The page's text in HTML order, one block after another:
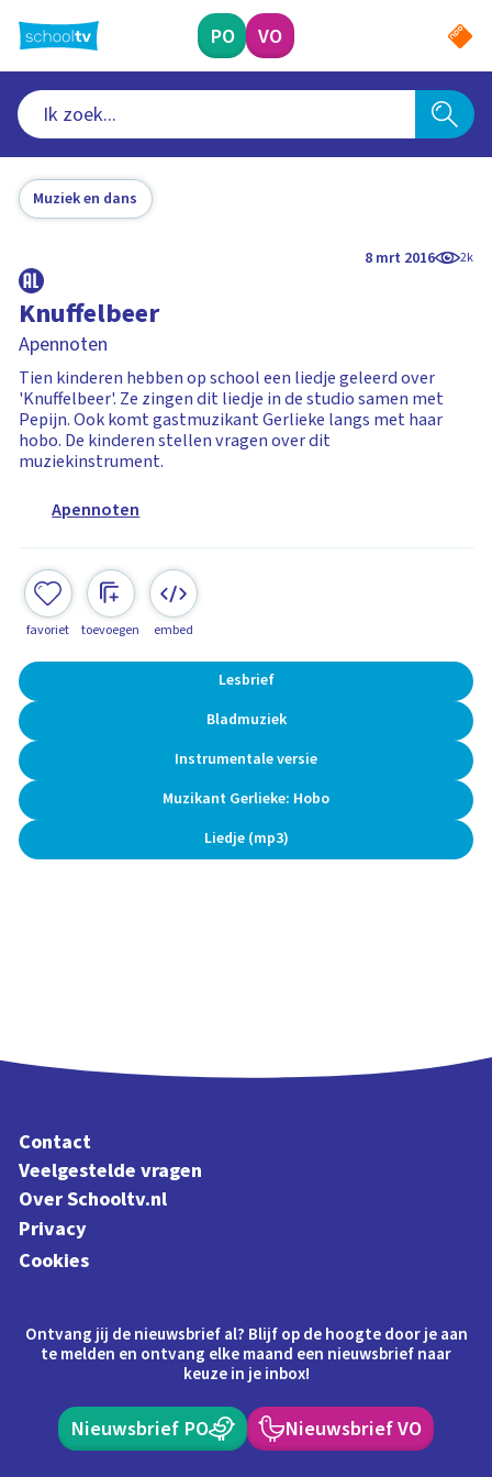
naar
hoofdinhoud
PO VO
Muziek en dans
8 mrt 2016 2k
Knuffelbeer
Apennoten
Tien kinderen hebben op school een liedje geleerd over
'Knuffelbeer'. Ze zingen dit liedje in de studio samen met
Pepijn. Ook komt gastmuzikant Gerlieke langs met haar
hobo. De kinderen stellen vragen over dit
muziekinstrument.
Apennoten
favoriet toevoegen embed
Lesbrief
Bladmuziek
Instrumentale versie
Muzikant Gerlieke: Hobo
Liedje (mp3)
Contact
Veelgestelde vragen
Over Schooltv.nl
Privacy
Cookies
Ontvang jij de nieuwsbrief al? Blijf op de hoogte door je aan
te melden en ontvang elke maand een nieuwsbrief naar
keuze in je inbox!
Nieuwsbrief PO Nieuwsbrief VO